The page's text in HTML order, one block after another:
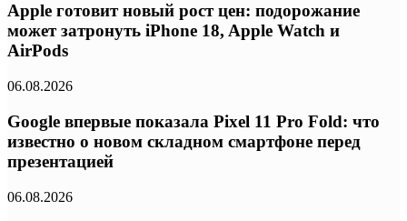
Apple готовит новый рост цен: подорожание
может затронуть iPhone 18, Apple Watch и
AirPods
06.08.2026
Google впервые показала Pixel 11 Pro Fold: что
известно о новом складном смартфоне перед
презентацией
06.08.2026